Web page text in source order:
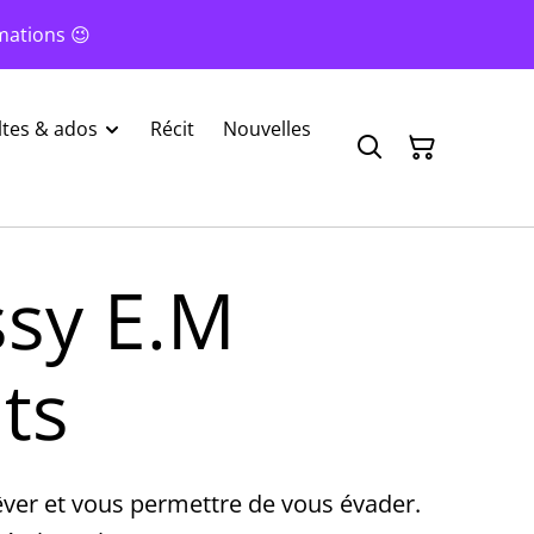
😉
& ados Récit Nouvelles
E.M
et vous permettre de vous évader.